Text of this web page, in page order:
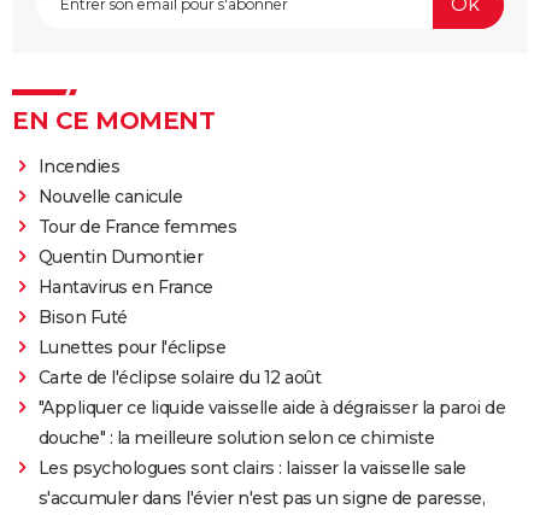
EN CE MOMENT
Incendies
Nouvelle canicule
Tour de France femmes
Quentin Dumontier
Hantavirus en France
Bison Futé
Lunettes pour l'éclipse
Carte de l'éclipse solaire du 12 août
"Appliquer ce liquide vaisselle aide à dégraisser la paroi de
douche" : la meilleure solution selon ce chimiste
Les psychologues sont clairs : laisser la vaisselle sale
s'accumuler dans l'évier n'est pas un signe de paresse,